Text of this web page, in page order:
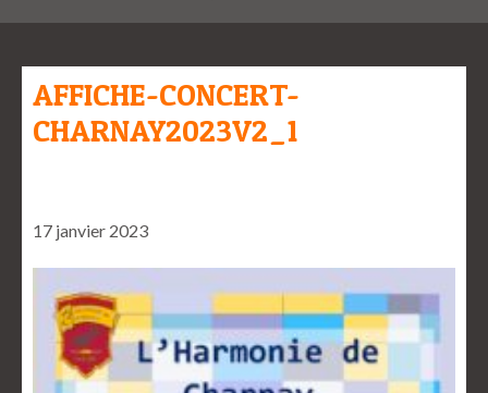
AFFICHE-CONCERT-
CHARNAY2023V2_1
17 janvier 2023